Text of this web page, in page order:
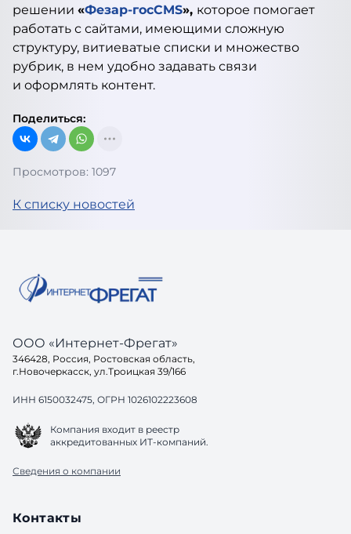
решении «Фезар-госCMS», которое помогает
работать с сайтами, имеющими сложную
структуру, витиеватые списки и множество
рубрик, в нем удобно задавать связи
и оформлять контент.
Поделиться:
Просмотров: 1097
К списку новостей
ООО «Интернет-Фрегат»
346428, Россия, Ростовская область,
г.Новочеркасск, ул.Троицкая 39/166
ИНН 6150032475, ОГРН 1026102223608
Компания входит в реестр
аккредитованных ИТ-компаний.
Сведения о компании
Контакты